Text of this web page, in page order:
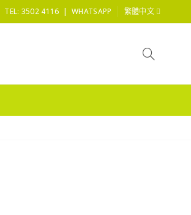
TEL: 3502 4116 |WHATSAPP 繁體中文